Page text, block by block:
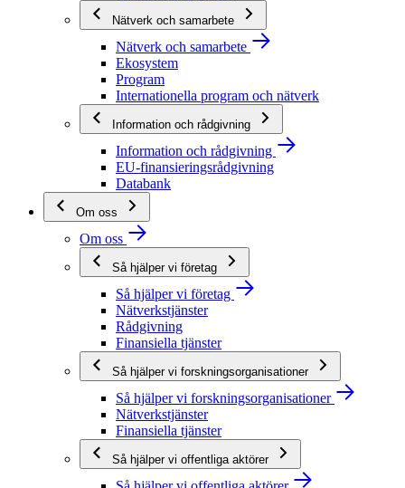
Nätverk och samarbete
Nätverk och samarbete
Ekosystem
Program
Internationella program och nätverk
Information och rådgivning
Information och rådgivning
EU-finansieringsrådgivning
Databank
Om oss
Om oss
Så hjälper vi företag
Så hjälper vi företag
Nätverkstjänster
Rådgivning
Finansiella tjänster
Så hjälper vi forskningsorganisationer
Så hjälper vi forskningsorganisationer
Nätverkstjänster
Finansiella tjänster
Så hjälper vi offentliga aktörer